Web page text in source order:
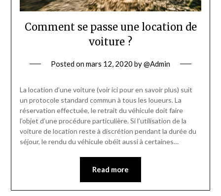
Comment se passe une location de
voiture ?
Posted onmars 12, 2020 by@Admin
La location d’une voiture (voir ici pour en savoir plus) suit
un protocole standard commun à tous les loueurs. La
réservation effectuée, le retrait du véhicule doit faire
l’objet d’une procédure particulière. Si l’utilisation de la
voiture de location reste à discrétion pendant la durée du
séjour, le rendu du véhicule obéit aussi à certaines…
Read more